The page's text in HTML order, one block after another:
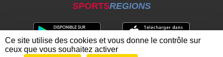
SPORTSREGIONS
Ce site utilise des cookies et vous donne le contrôle sur
ceux que vous souhaitez activer